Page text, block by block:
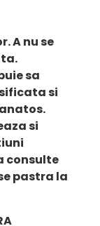
A nu se
sa
si
si
consulte
pastra la